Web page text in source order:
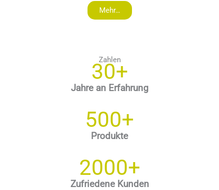
Mehr…
Zahlen
30+
Jahre an Erfahrung
500+
Produkte
2000+
Zufriedene Kunden